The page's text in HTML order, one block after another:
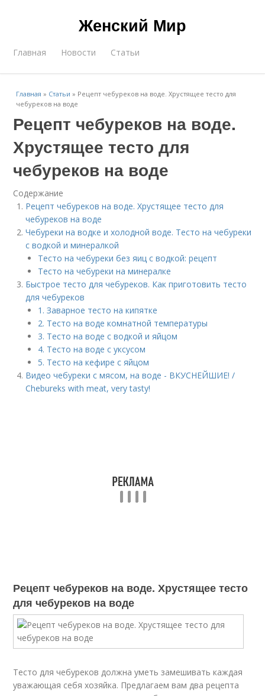
Женский Мир
Главная Новости Статьи
Главная » Статьи » Рецепт чебуреков на воде. Хрустящее тесто для
чебуреков на воде
Рецепт чебуреков на воде.
Хрустящее тесто для
чебуреков на воде
Содержание
Рецепт чебуреков на воде. Хрустящее тесто для
чебуреков на воде
Чебуреки на водке и холодной воде. Тесто на чебуреки
с водкой и минералкой
Тесто на чебуреки без яиц с водкой: рецепт
Тесто на чебуреки на минералке
Быстрое тесто для чебуреков. Как приготовить тесто
для чебуреков
1. Заварное тесто на кипятке
2. Тесто на воде комнатной температуры
3. Тесто на воде с водкой и яйцом
4. Тесто на воде с уксусом
5. Тесто на кефире с яйцом
Видео чебуреки с мясом, на воде - ВКУСНЕЙШИЕ! /
Chebureks with meat, very tasty!
Рецепт чебуреков на воде. Хрустящее тесто
для чебуреков на воде
Тесто для чебуреков должна уметь замешивать каждая
уважающая себя хозяйка. Предлагаем вам два рецепта